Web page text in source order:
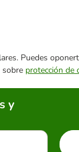
Puedes
sobre protección de
y